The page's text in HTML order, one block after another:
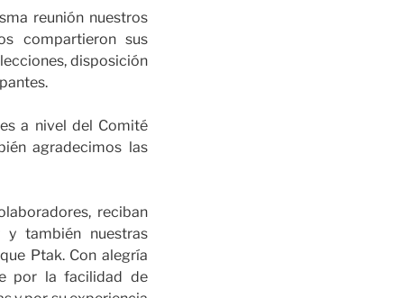
reunión nuestros
compartieron sus
disposición
a nivel del Comité
agradecimos las
reciban
y también nuestras
Ptak. Con alegría
por la facilidad de